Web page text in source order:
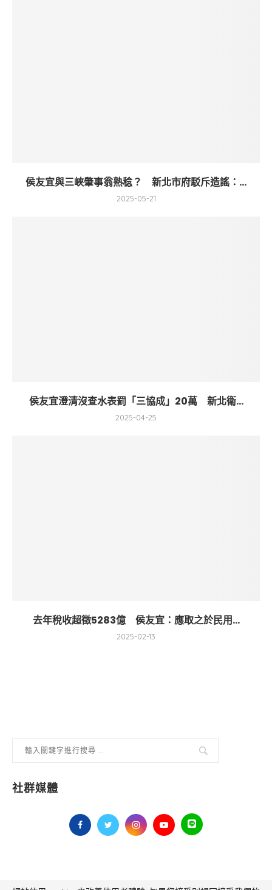
侯友宜與三峽肇事翁熟稔？ 新北市府駁斥造謠：...
2025-05-21
侯友宜澄清沒查水表罰「三協成」20萬 新北衛...
2025-04-25
去年稅收超徵5283億 侯友宜：應取之於民用...
2025-02-13
社群媒體